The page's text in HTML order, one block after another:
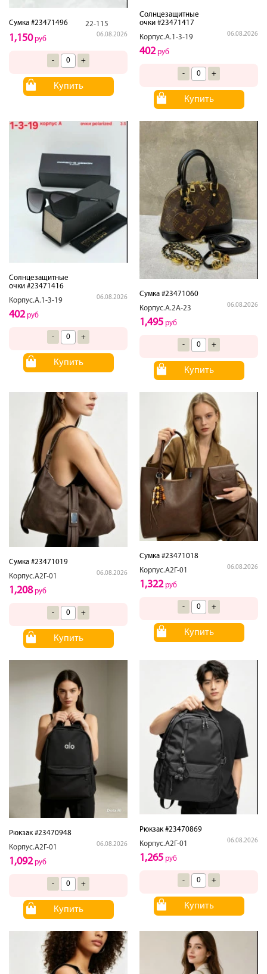
Сумка #23471496 22-115
06.08.2026
1,150руб
- +
Купить
Солнцезащитные
очки #23471417
Корпус.А.1-3-19
06.08.2026
402руб
- +
Купить
Солнцезащитные
очки #23471416
Корпус.А.1-3-19
06.08.2026
402руб
- +
Купить
Сумка #23471060
Корпус.А.2А-23
06.08.2026
1,495 руб
- +
Купить
Сумка #23471019
Корпус.А2Г-01
06.08.2026
1,208руб
- +
Купить
Сумка #23471018
Корпус.А2Г-01
06.08.2026
1,322руб
- +
Купить
Рюкзак #23470948
Корпус.А2Г-01
06.08.2026
1,092руб
- +
Купить
Рюкзак #23470869
Корпус.А2Г-01
06.08.2026
1,265 руб
- +
Купить